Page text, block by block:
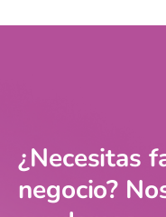
¿Necesitas
negocio?